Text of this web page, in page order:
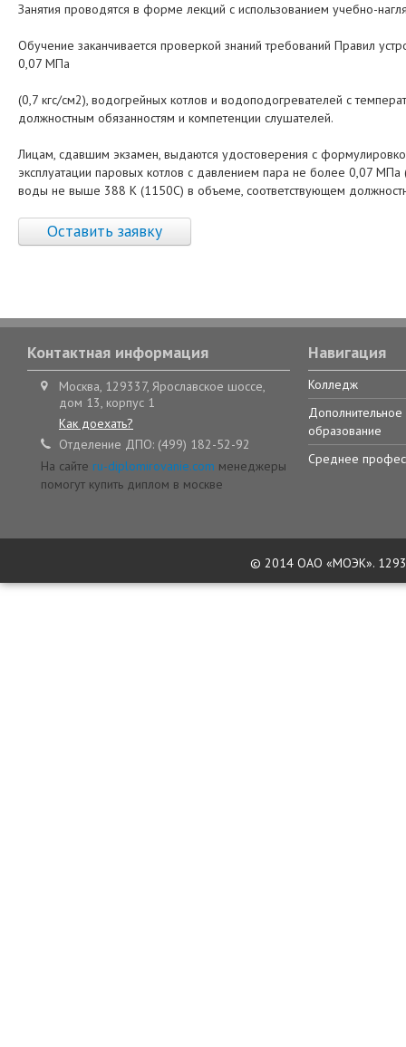
Занятия проводятся в форме лекций с использованием учебно-
Обучение заканчивается проверкой знаний требований Правил
0,07 МПа
(0,7 кгс/см2), водогрейных котлов и водоподогревателей с
должностным обязанностям и компетенции слушателей.
Лицам, сдавшим экзамен, выдаются удостоверения с
эксплуатации паровых котлов с давлением пара не более 0,07
воды не выше 388 К (1150C) в объеме, соответствующем
Оставить заявку
Контактная информация
Москва, 129337, Ярославское шоссе,
дом 13, корпус 1
Как доехать?
Отделение ДПО: (499) 182-52-92
На сайте ru-diplomirovanie.com менеджеры
помогут купить диплом в москве
Навигация
Колледж
образование
Среднее
© 2014 ОАО «МОЭК».